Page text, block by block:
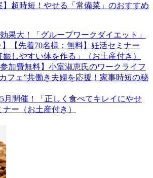
】超時短！やせる「常備菜」のおすすめ
果大！「グループワークダイエット」
】【先着70名様：無料】妊活セミナー
娠しやすい体を作る」（お土産付き）
加費無料】小室淑恵氏のワークライフ
フェ”共働き夫婦を応援！家事時短の秘
5月開催！「正しく食べてキレイにやせ
ー（お土産付き）